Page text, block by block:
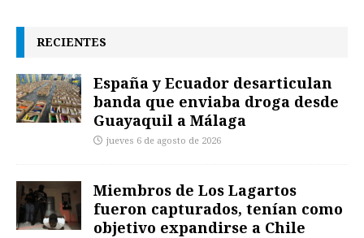
RECIENTES
España y Ecuador desarticulan
banda que enviaba droga desde
Guayaquil a Málaga
jueves 6 de agosto de 2026
Miembros de Los Lagartos
fueron capturados, tenían como
objetivo expandirse a Chile